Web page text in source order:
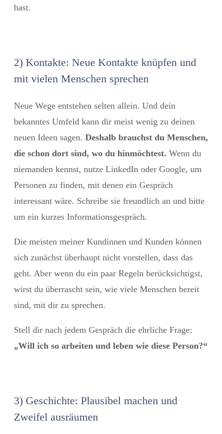
hast.
2) Kontakte: Neue Kontakte knüpfen und
mit vielen Menschen sprechen
Neue Wege entstehen selten allein. Und dein
bekanntes Umfeld kann dir meist wenig zu deinen
neuen Ideen sagen. Deshalb brauchst du Menschen,
die schon dort sind, wo du hinmöchtest. Wenn du
niemanden kennst, nutze LinkedIn oder Google, um
Personen zu finden, mit denen ein Gespräch
interessant wäre. Schreibe sie freundlich an und bitte
um ein kurzes Informationsgespräch.
Die meisten meiner Kundinnen und Kunden können
sich zunächst überhaupt nicht vorstellen, dass das
geht. Aber wenn du ein paar Regeln berücksichtigst,
wirst du überrascht sein, wie viele Menschen bereit
sind, mit dir zu sprechen.
Stell dir nach jedem Gespräch die ehrliche Frage:
„Will ich so arbeiten und leben wie diese Person?“
3) Geschichte: Plausibel machen und
Zweifel ausräumen